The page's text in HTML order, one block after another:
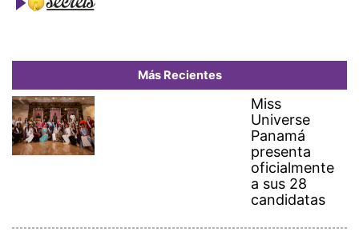
Más Recientes
Miss
Universe
Panamá
presenta
oficialmente
a sus 28
candidatas